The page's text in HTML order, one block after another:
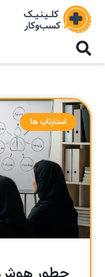
استارتاپ ها